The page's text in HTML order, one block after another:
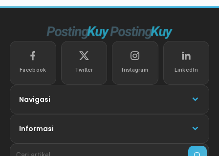
Facebook Twitter Instagram LinkedIn
Navigasi
Informasi